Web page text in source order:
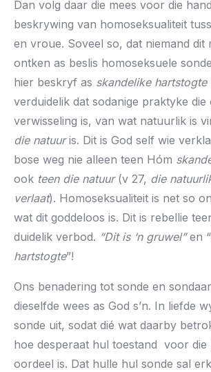
Dan volg daar die mees voor die
beskrywing van homoseksualiteit
en vroue. Soveel so, dat niemand dit
ontken as beslis homoseksuele
hier beskryf as skandelike hartstogte
verduidelik dat sodanige praktyke
verwisseling is, van wat natuurlik is
die natuuris. Dit is God self wie
bose weg nie alleen teen Hóm
ook teen die natuur(v 27, die
verlaat). Homoseksualiteit is net so
wat dit goddeloos is. Dit is rebellie
duidelik verbod. “Dit is ‘n gruwel”en “
hartstogte”!
Ons benadering tot sonde en
dieselfde wees as God s’n. In liefde
sonde uit, sodat dié wat daarby
hoe desperaat hul toestand voor die
oordeel is. Dat hulle hul sonde sal